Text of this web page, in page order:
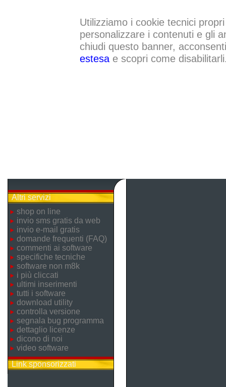
Utilizziamo i cookie tecnici
personalizzare i contenuti e gli
chiudi questo banner,
estesae scopri come
Altri servizi
shop on line
invio sms gratis da web
invio e-mail gratis
domande frequenti (FAQ)
commenti ai software
specifiche tecniche
software non m8k
i più cliccati
ultimi inserimenti
tutti i software
download utility
controlla versione
segnala bug programma
dettaglio licenze
dicono di noi
video software
Link sponsorizzati